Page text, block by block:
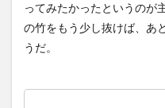
ってみたかったというのが
の竹をもう少し抜けば、あ
うだ。